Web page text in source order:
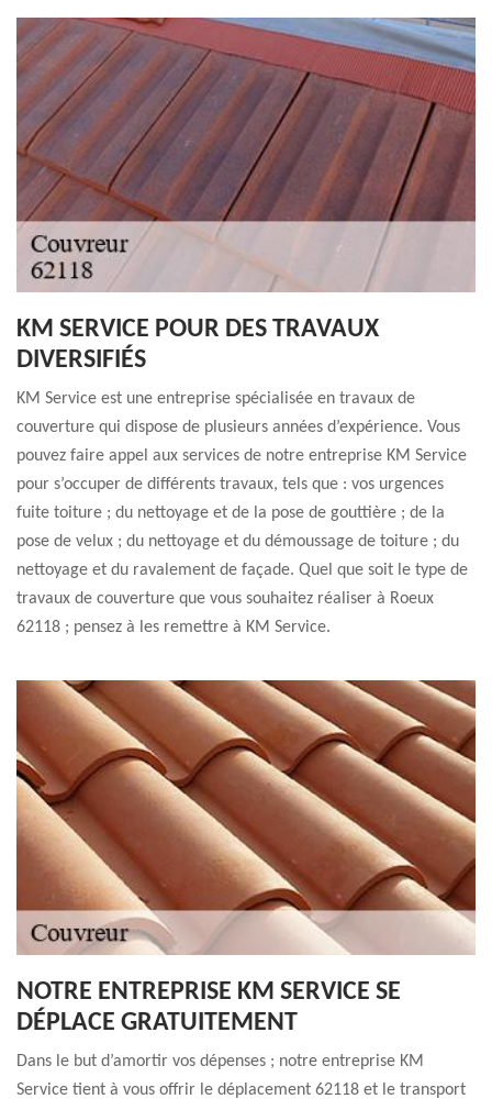
KM SERVICE POUR DES TRAVAUX
DIVERSIFIÉS
KM Service est une entreprise spécialisée en travaux de
couverture qui dispose de plusieurs années d’expérience. Vous
pouvez faire appel aux services de notre entreprise KM Service
pour s’occuper de différents travaux, tels que : vos urgences
fuite toiture ; du nettoyage et de la pose de gouttière ; de la
pose de velux ; du nettoyage et du démoussage de toiture ; du
nettoyage et du ravalement de façade. Quel que soit le type de
travaux de couverture que vous souhaitez réaliser à Roeux
62118 ; pensez à les remettre à KM Service.
NOTRE ENTREPRISE KM SERVICE SE
DÉPLACE GRATUITEMENT
Dans le but d’amortir vos dépenses ; notre entreprise KM
Service tient à vous offrir le déplacement 62118 et le transport